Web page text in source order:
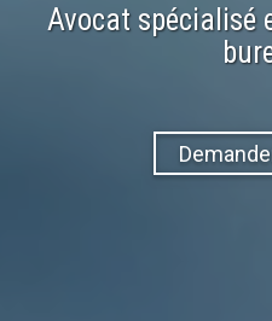
Avocat spécialisé